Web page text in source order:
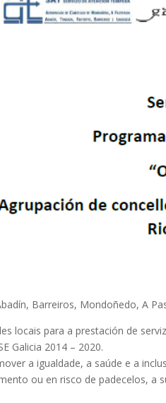
Barreiros, Mondoñedo, A
locais para a prestación de
Galicia 2014 – 2020.
a igualdade, a saúde e a
ou en risco de padecelos, a